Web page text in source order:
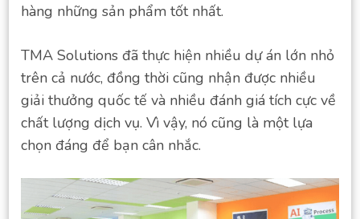
hàng những sản phẩm tốt nhất.
TMA Solutions đã thực hiện nhiều dự án lớn nhỏ
trên cả nước, đồng thời cũng nhận được nhiều
giải thưởng quốc tế và nhiều đánh giá tích cực về
chất lượng dịch vụ. Vì vậy, nó cũng là một lựa
chọn đáng để bạn cân nhắc.